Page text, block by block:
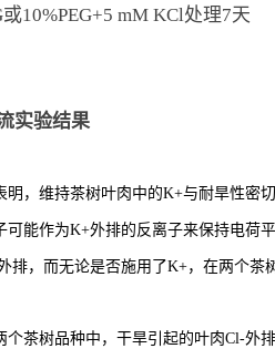
或10%PEG+5 mM KCl处理7天
实验结果
明，维持茶树叶肉中的K+与耐旱性密
可能作为K+外排的反离子来保持电荷
排，而无论是否施用了K+，在两个茶
个茶树品种中，干旱引起的叶肉Cl-外